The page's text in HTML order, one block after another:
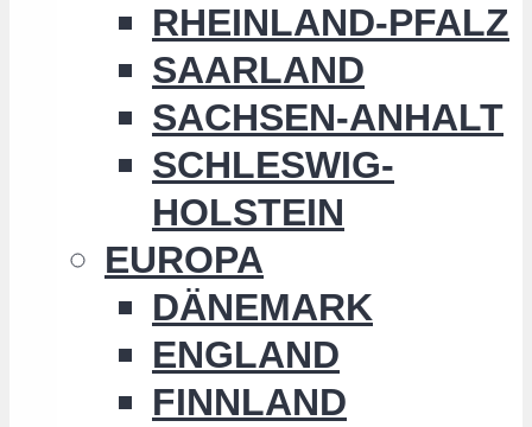
RHEINLAND-PFALZ
SAARLAND
SACHSEN-ANHALT
SCHLESWIG-
HOLSTEIN
EUROPA
DÄNEMARK
ENGLAND
FINNLAND